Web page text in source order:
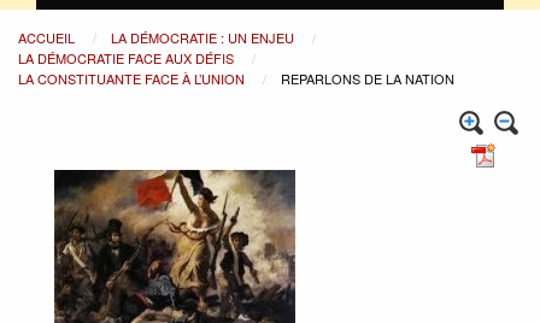
ACCUEIL
LA DÉMOCRATIE : UN ENJEU
LA DÉMOCRATIE FACE AUX DÉFIS
LA CONSTITUANTE FACE À L’UNION
REPARLONS DE LA NATION